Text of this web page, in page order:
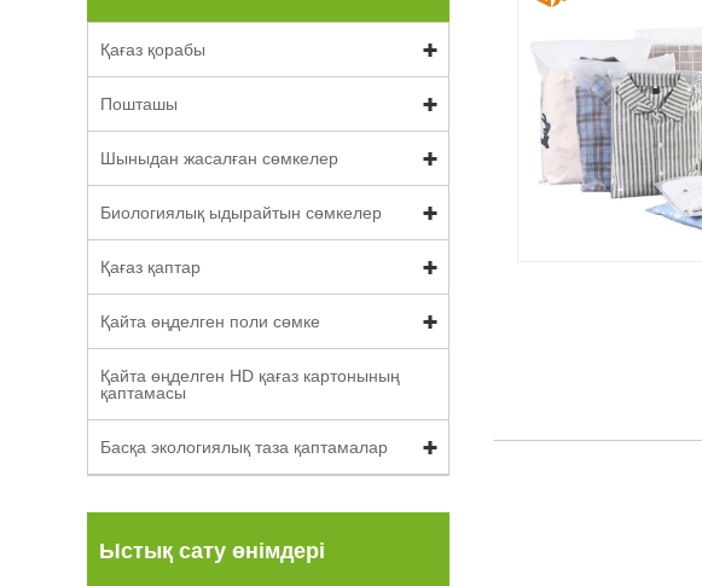
Қағаз қорабы
Пошташы
Шыныдан жасалған сөмкелер
Биологиялық ыдырайтын сөмкелер
Қағаз қаптар
Қайта өңделген поли сөмке
Қайта өңделген HD қағаз картонының
қаптамасы
Басқа экологиялық таза қаптамалар
Ыстық сату өнімдері